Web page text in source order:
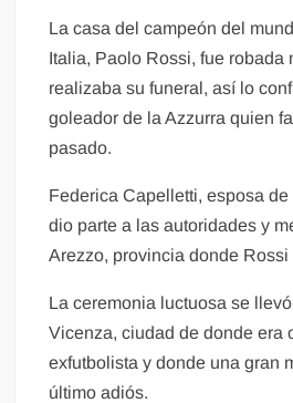
La casa del campeón del
Italia, Paolo Rossi, fue robada
realizaba su funeral, así lo
goleador de la Azzurra quien
pasado.
Federica Capelletti, esposa
dio parte a las autoridades y
Arezzo, provincia donde Rossi
La ceremonia luctuosa se
Vicenza, ciudad de donde era
exfutbolista y donde una gran
último adiós.